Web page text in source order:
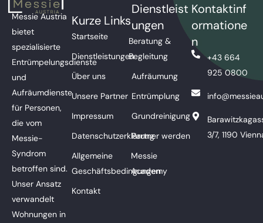
Messie Austria
bietet
spezialisierte
Entrümpelungsdienste
und
Aufräumdienste
für Personen,
die vom
Messie-
Syndrom
betroffen sind.
Unser Ansatz
verwandelt
Wohnungen in
Kurze Links
Startseite
Dienstleistungen
Über uns
Unsere Partner
Impressum
Datenschutzerklärung
Allgemeine
Geschäftsbedingungen
Kontakt
Dienstleist
ungen
Beratung &
Begleitung
Aufräumung
Entrümplung
Grundreinigung
Partner werden
Messie
Academy
Kontaktinf
ormatione
n
+43 664
925 0800
3/7, 1190